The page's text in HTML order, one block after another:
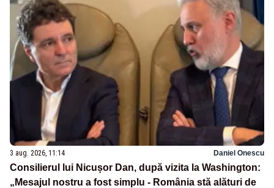
3 aug. 2026, 11:14 Daniel Onescu
Consilierul lui Nicușor Dan, după vizita la Washington:
„Mesajul nostru a fost simplu - România stă alături de